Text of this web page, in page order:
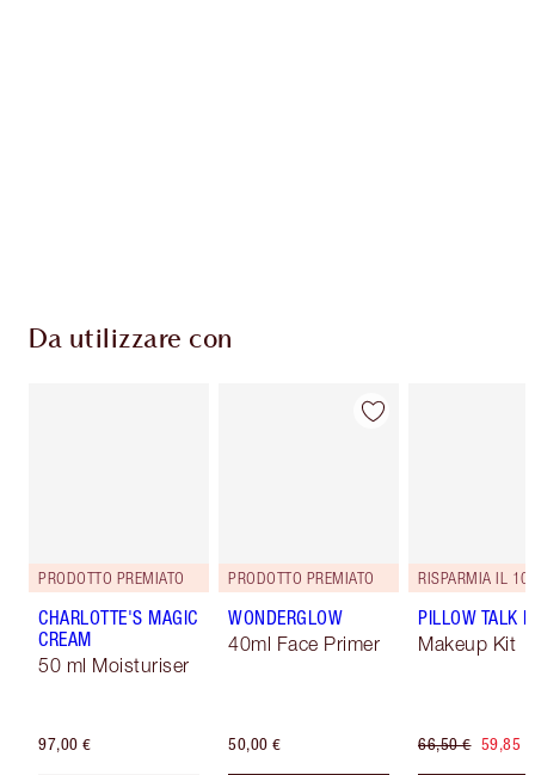
Da utilizzare con
PRODOTTO PREMIATO
CHARLOTTE'S MAGIC
CREAM
50 ml Moisturiser
97,00 €
PRODOTTO PREMIATO
WONDERGLOW
40ml Face Primer
50,00 €
RISPARMIA IL
PILLOW TALK
Makeup Kit
66,50 € 59,85 €